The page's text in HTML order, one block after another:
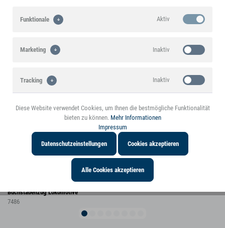
Buchstabenzug Lokomotive
7486
Funktionale Aktiv
Marketing Inaktiv
Tracking Inaktiv
Personalisierung Inaktiv
Diese Website verwendet Cookies, um Ihnen die bestmögliche Funktionalität
bieten zu können. Mehr Informationen
Impressum
Datenschutzeinstellungen Cookies akzeptieren
Alle Cookies akzeptieren